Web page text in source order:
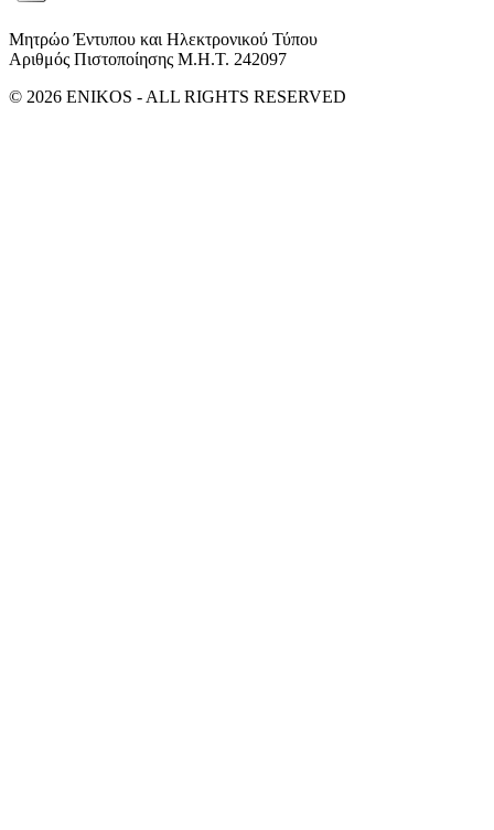
Μητρώο Έντυπου και Ηλεκτρονικού Τύπου
Αριθμός Πιστοποίησης Μ.Η.Τ. 242097
© 2026 ENIKOS - ALL RIGHTS RESERVED